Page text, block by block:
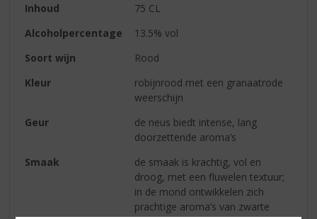
Inhoud
75 CL
Alcoholpercentage
13.5% vol
Soort wijn
Rood
Kleur
robijnrood met een granaatrode
weerschijn
Geur
de neus biedt intense, lang
doorzettende aroma’s
Smaak
de smaak is krachtig, vol en
droog, met een fluwelen textuur;
in de mond ontwikkelen zich
prachtige aroma’s van zwarte